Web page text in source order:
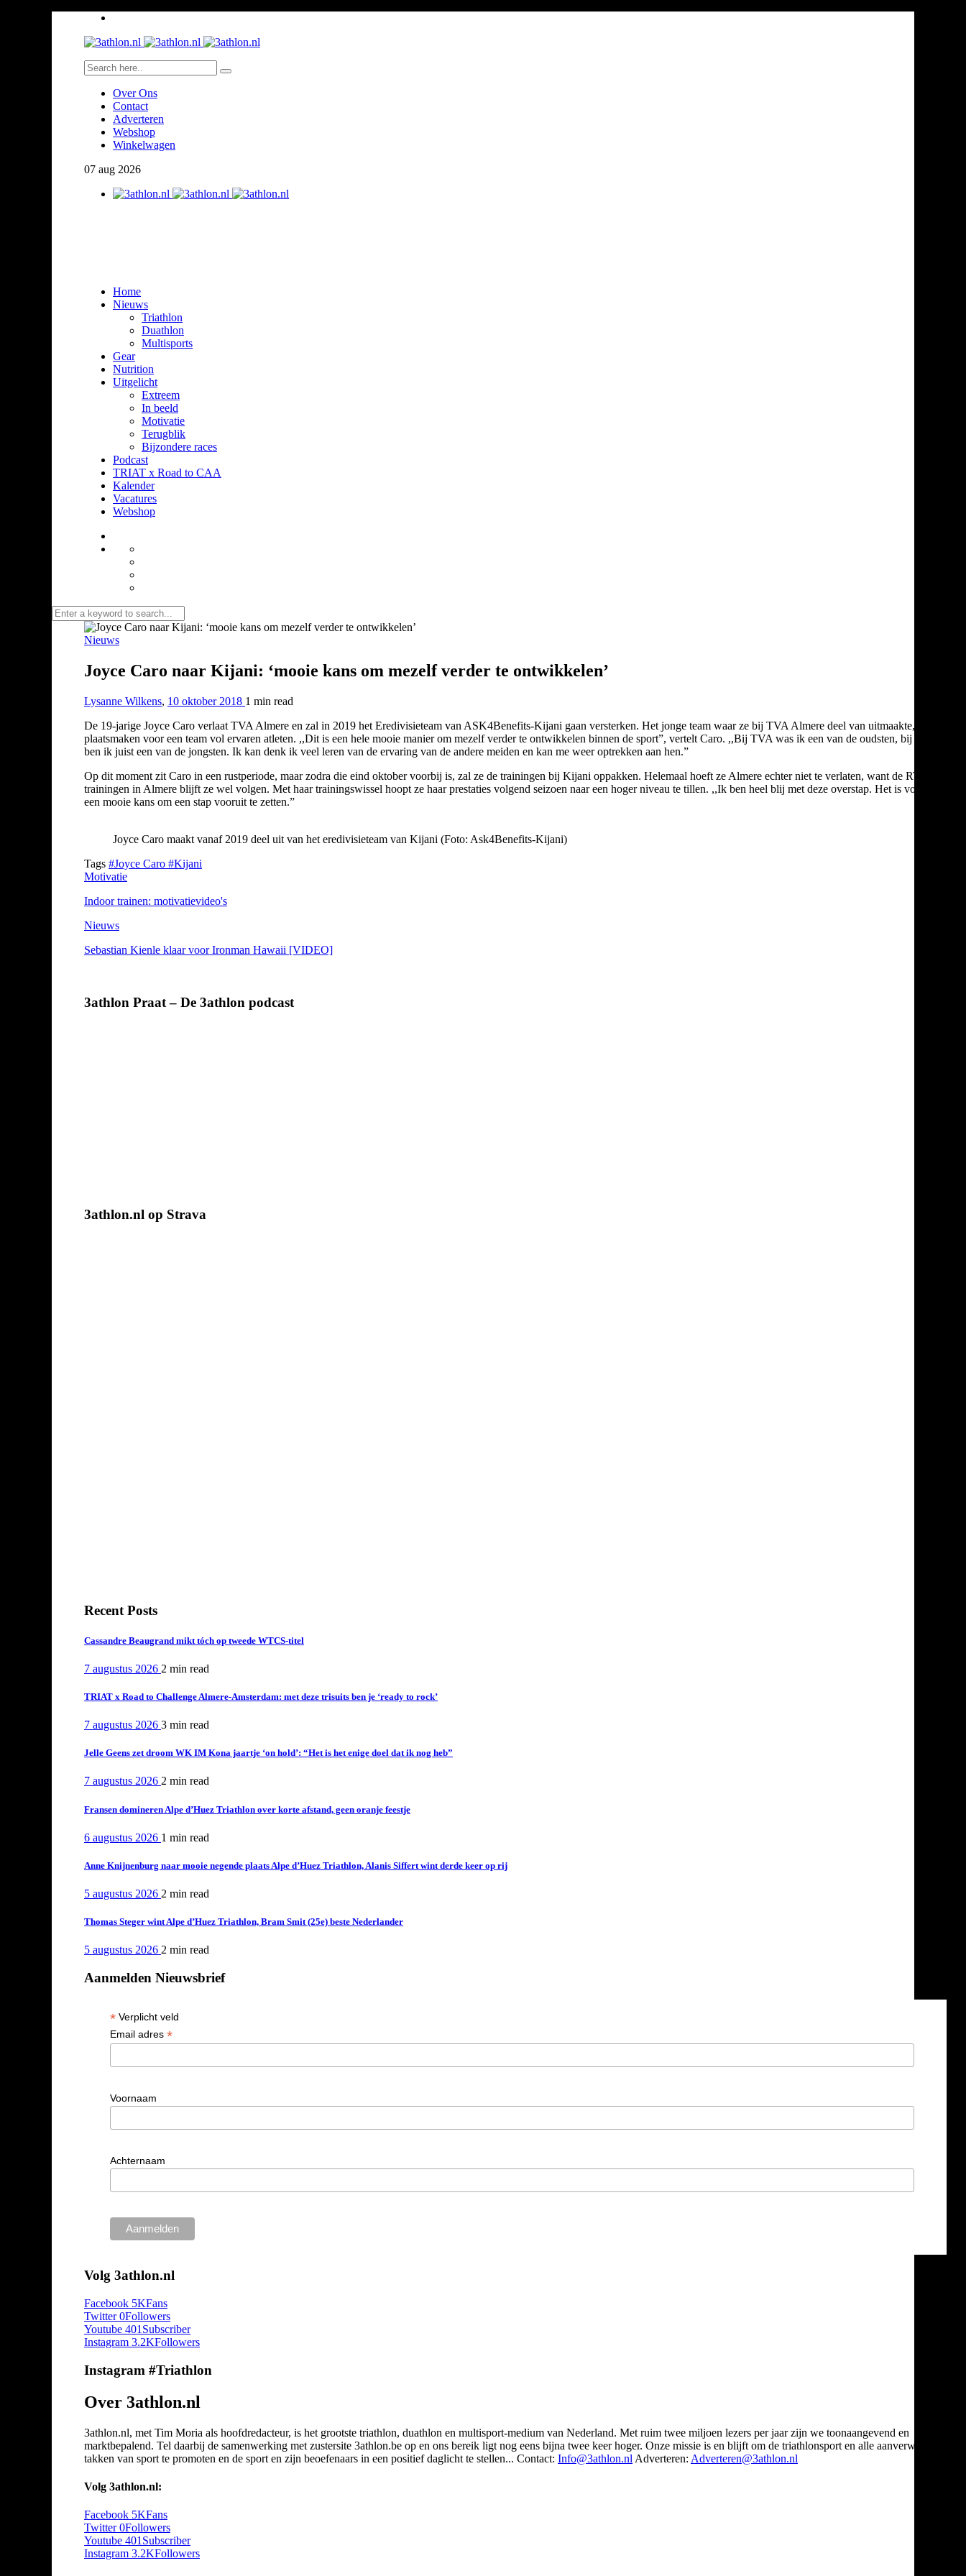
Over Ons
Contact
Adverteren
Webshop
Winkelwagen
07 aug 2026
Home
Nieuws
Triathlon
Duathlon
Multisports
Gear
Nutrition
Uitgelicht
Extreem
In beeld
Motivatie
Terugblik
Bijzondere races
Podcast
TRIAT x Road to CAA
Kalender
Vacatures
Webshop
Nieuws
Joyce Caro naar Kijani: ‘mooie kans om mezelf verder te ontwikkelen’
Lysanne Wilkens, 10 oktober 2018 1 min read
De 19-jarige Joyce Caro verlaat TVA Almere en zal in 2019 het Eredivisieteam van ASK4Benefits-Kijani gaan versterken. Het jonge team waar ze bij TVA Almere deel van uitmaakte, zal
plaatsmaken voor een team vol ervaren atleten. ,,Dit is een hele mooie manier om mezelf verder te ontwikkelen binnen de sport”, vertelt Caro. ,,Bij TVA was ik een van de oudsten, bij Kijani
ben ik juist een van de jongsten. Ik kan denk ik veel leren van de ervaring van de andere meiden en kan me weer optrekken aan hen.”
Op dit moment zit Caro in een rustperiode, maar zodra die eind oktober voorbij is, zal ze de trainingen bij Kijani oppakken. Helemaal hoeft ze Almere echter niet te verlaten, want de RTC-
trainingen in Almere blijft ze wel volgen. Met haar trainingswissel hoopt ze haar prestaties volgend seizoen naar een hoger niveau te tillen. ,,Ik ben heel blij met deze overstap. Het is voor mij
een mooie kans om een stap vooruit te zetten.”
Joyce Caro maakt vanaf 2019 deel uit van het eredivisieteam van Kijani (Foto: Ask4Benefits-Kijani)
Tags #Joyce Caro #Kijani
Motivatie
Indoor trainen: motivatievideo's
Nieuws
Sebastian Kienle klaar voor Ironman Hawaii [VIDEO]
3athlon Praat – De 3athlon podcast
3athlon.nl op Strava
Recent Posts
Cassandre Beaugrand mikt tóch op tweede WTCS-titel
7 augustus 2026 2 min read
TRIAT x Road to Challenge Almere-Amsterdam: met deze trisuits ben je ‘ready to rock’
7 augustus 2026 3 min read
Jelle Geens zet droom WK IM Kona jaartje ‘on hold’: “Het is het enige doel dat ik nog heb”
7 augustus 2026 2 min read
Fransen domineren Alpe d’Huez Triathlon over korte afstand, geen oranje feestje
6 augustus 2026 1 min read
Anne Knijnenburg naar mooie negende plaats Alpe d’Huez Triathlon, Alanis Siffert wint derde keer op rij
5 augustus 2026 2 min read
Thomas Steger wint Alpe d’Huez Triathlon, Bram Smit (25e) beste Nederlander
5 augustus 2026 2 min read
Aanmelden Nieuwsbrief
* Verplicht veld
Email adres *
Voornaam
Achternaam
Volg 3athlon.nl
Facebook 5KFans
Twitter 0Followers
Youtube 401 Subscriber
Instagram 3.2KFollowers
Instagram #Triathlon
Over 3athlon.nl
3athlon.nl, met Tim Moria als hoofdredacteur, is het grootste triathlon, duathlon en multisport-medium van Nederland. Met ruim twee miljoen lezers per jaar zijn we toonaangevend en
marktbepalend. Tel daarbij de samenwerking met zustersite 3athlon.be op en ons bereik ligt nog eens bijna twee keer hoger. Onze missie is en blijft om de triathlonsport en alle aanverwante
takken van sport te promoten en de sport en zijn beoefenaars in een positief daglicht te stellen... Contact: Info@3athlon.nl Adverteren: Adverteren@3athlon.nl
Volg 3athlon.nl:
Facebook 5KFans
Twitter 0Followers
Youtube 401 Subscriber
Instagram 3.2KFollowers